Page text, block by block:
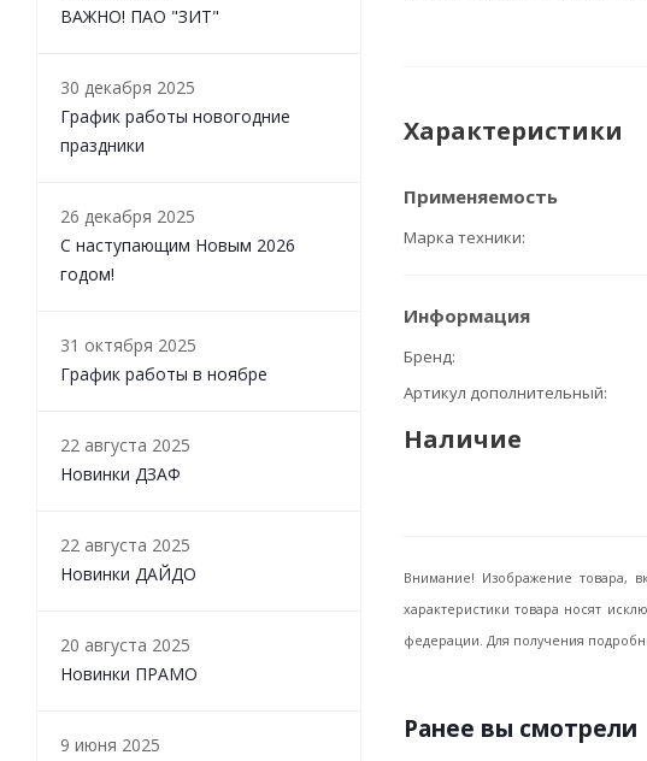
Характеристики
Применяемость
Марка техники
Информация
Бренд
Артикул дополнительный
Наличие
Внимание! Изображение товара,
характеристики товара носят
федерации. Для получения
Ранее вы смотрели
ВАЖНО! ПАО "ЗИТ"
30 декабря 2025
График работы новогодние
праздники
26 декабря 2025
С наступающим Новым 2026
годом!
31 октября 2025
График работы в ноябре
22 августа 2025
Новинки ДЗАФ
22 августа 2025
Новинки ДАЙДО
20 августа 2025
Новинки ПРАМО
9 июня 2025